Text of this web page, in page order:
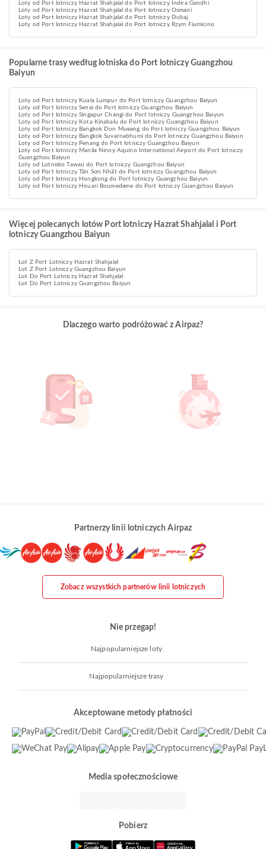
Loty od Port lotniczy Hazrat Shahjalal do Port lotniczy Indira Gandhi
Loty od Port lotniczy Hazrat Shahjalal do Port lotniczy Osmani
Loty od Port lotniczy Hazrat Shahjalal do Port lotniczy Dubaj
Loty od Port lotniczy Hazrat Shahjalal do Port lotniczy Rzym Fiumicino
Popularne trasy według lotniska do Port lotniczy Guangzhou
Baiyun
Loty od Port lotniczy Kuala Lumpur do Port lotniczy Guangzhou Baiyun
Loty od Port lotniczy Senai do Port lotniczy Guangzhou Baiyun
Loty od Port lotniczy Singapur Changi do Port lotniczy Guangzhou Baiyun
Loty od Port lotniczy Kota Kinabalu do Port lotniczy Guangzhou Baiyun
Loty od Port lotniczy Bangkok Don Mueang do Port lotniczy Guangzhou Baiyun
Loty od Port lotniczy Bangkok Suvarnabhumi do Port lotniczy Guangzhou Baiyun
Loty od Port lotniczy Penang do Port lotniczy Guangzhou Baiyun
Loty od Port lotniczy Manila Ninoy Aquino International Airport do Port lotniczy
Guangzhou Baiyun
Loty od Lotnisko Tawau do Port lotniczy Guangzhou Baiyun
Loty od Port lotniczy Tân Sơn Nhất do Port lotniczy Guangzhou Baiyun
Loty od Port lotniczy Hongkong do Port lotniczy Guangzhou Baiyun
Loty od Port lotniczy Houari Boumediene do Port lotniczy Guangzhou Baiyun
Więcej polecanych lotów Port lotniczy Hazrat Shahjalal i Port
lotniczy Guangzhou Baiyun
Lot Z Port Lotniczy Hazrat Shahjalal
Lot Z Port Lotniczy Guangzhou Baiyun
Lot Do Port Lotniczy Hazrat Shahjalal
Lot Do Port Lotniczy Guangzhou Baiyun
Dlaczego warto podróżować z Airpaz?
Partnerzy linii lotniczych Airpaz
Zobacz wszystkich partnerów linii lotniczych
Nie przegap!
Najpopularniejsze loty
Najpopularniejsze trasy
Akceptowane metody płatności
Media społecznościowe
Pobierz